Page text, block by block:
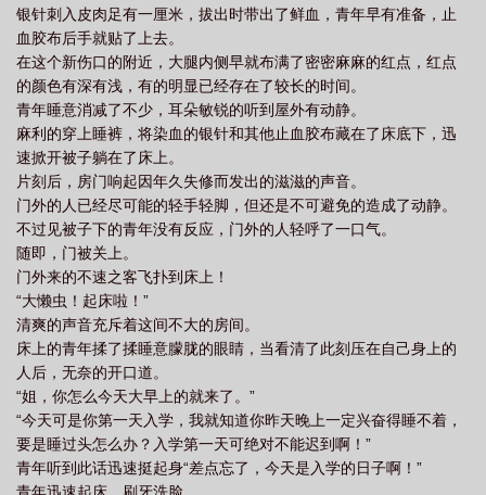
银针刺入皮肉足有一厘米，拔出时带出了鲜血，青年早有准备，止
血胶布后手就贴了上去。
在这个新伤口的附近，大腿内侧早就布满了密密麻麻的红点，红点
的颜色有深有浅，有的明显已经存在了较长的时间。
青年睡意消减了不少，耳朵敏锐的听到屋外有动静。
麻利的穿上睡裤，将染血的银针和其他止血胶布藏在了床底下，迅
速掀开被子躺在了床上。
片刻后，房门响起因年久失修而发出的滋滋的声音。
门外的人已经尽可能的轻手轻脚，但还是不可避免的造成了动静。
不过见被子下的青年没有反应，门外的人轻呼了一口气。
随即，门被关上。
门外来的不速之客飞扑到床上！
“大懒虫！起床啦！”
清爽的声音充斥着这间不大的房间。
床上的青年揉了揉睡意朦胧的眼睛，当看清了此刻压在自己身上的
人后，无奈的开口道。
“姐，你怎么今天大早上的就来了。”
“今天可是你第一天入学，我就知道你昨天晚上一定兴奋得睡不着，
要是睡过头怎么办？入学第一天可绝对不能迟到啊！”
青年听到此话迅速挺起身“差点忘了，今天是入学的日子啊！”